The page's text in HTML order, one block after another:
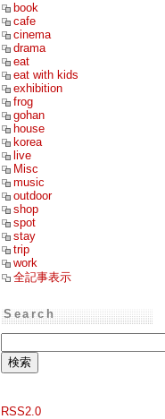
book
cafe
cinema
drama
eat
eat with kids
exhibition
frog
gohan
house
korea
live
Misc
music
outdoor
shop
spot
stay
trip
work
全記事表示
Search
RSS2.0